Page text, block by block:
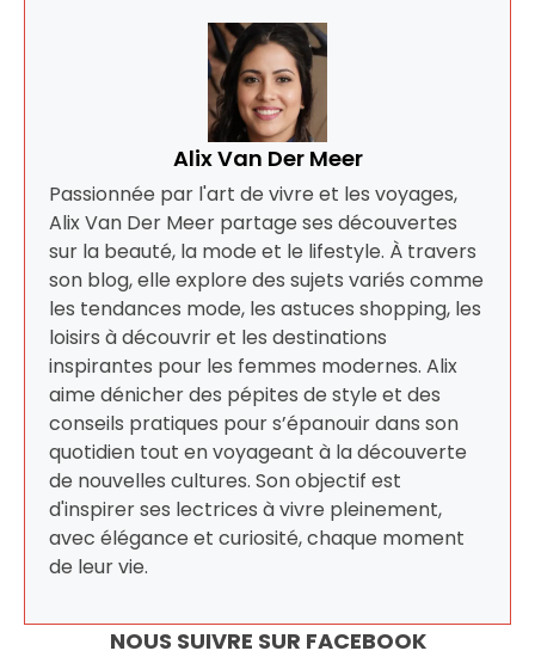
Alix Van Der Meer
Passionnée par l'art de vivre et les voyages,
Alix Van Der Meer partage ses découvertes
sur la beauté, la mode et le lifestyle. À travers
son blog, elle explore des sujets variés comme
les tendances mode, les astuces shopping, les
loisirs à découvrir et les destinations
inspirantes pour les femmes modernes. Alix
aime dénicher des pépites de style et des
conseils pratiques pour s’épanouir dans son
quotidien tout en voyageant à la découverte
de nouvelles cultures. Son objectif est
d'inspirer ses lectrices à vivre pleinement,
avec élégance et curiosité, chaque moment
de leur vie.
NOUS SUIVRE SUR FACEBOOK